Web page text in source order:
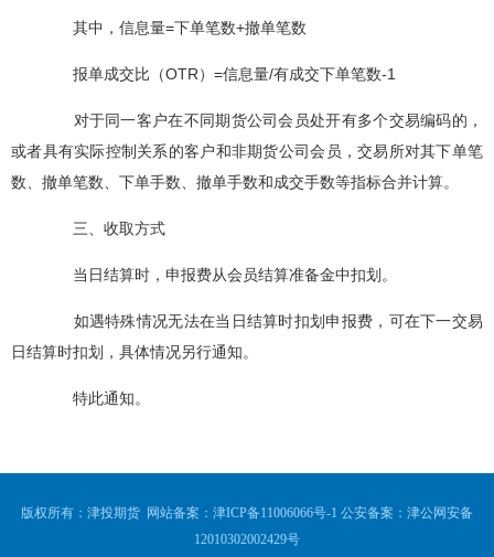
其中，信息量=下单笔数+撤单笔数
报单成交比（OTR）=信息量/有成交下单笔数-1
对于同一客户在不同期货公司会员处开有多个交易编码的，
或者具有实际控制关系的客户和非期货公司会员，交易所对其下单笔
数、撤单笔数、下单手数、撤单手数和成交手数等指标合并计算。
三、收取方式
当日结算时，申报费从会员结算准备金中扣划。
如遇特殊情况无法在当日结算时扣划申报费，可在下一交易
日结算时扣划，具体情况另行通知。
特此通知。
版权所有：津投期货 网站备案： 津ICP备11006066号-1 公安备案： 津公网安备
12010302002429号